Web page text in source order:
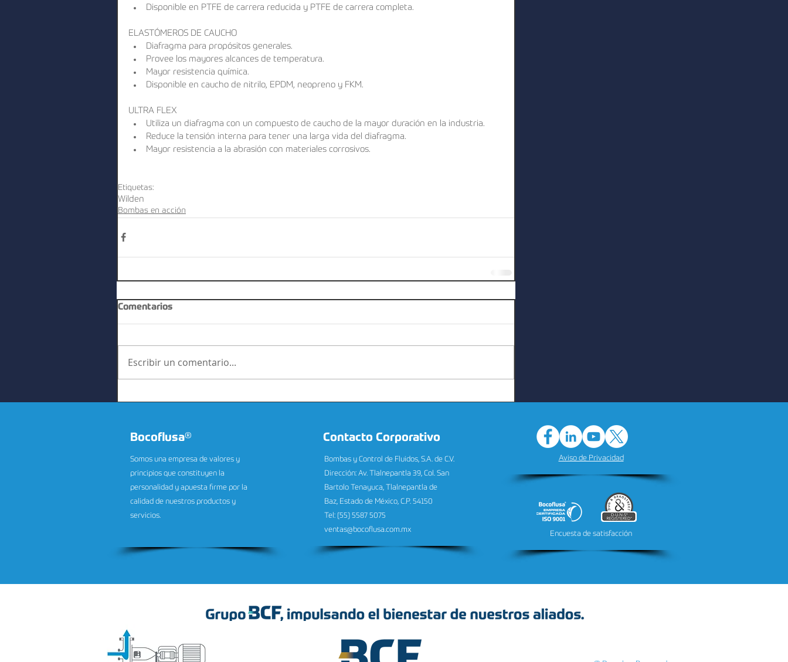
Disponible en PTFE de carrera reducida y PTFE de carrera completa.
ELASTÓMEROS DE CAUCHO
Diafragma para propósitos generales.
Provee los mayores alcances de temperatura.
Mayor resistencia química.
Disponible en caucho de nitrilo, EPDM, neopreno y FKM.
ULTRA FLEX
Utiliza un diafragma con un compuesto de caucho de la mayor duración en la industria.
Reduce la tensión interna para tener una larga vida del diafragma.
Mayor resistencia a la abrasión con materiales corrosivos.
Etiquetas:
Wilden
Bombas en acción
Comentarios
Escribir un comentario...
Bocoflusa®
Somos una empresa de valores y
principios que constituyen la
personalidad y apuesta firme por la
calidad de nuestros productos y
servicios.
Contacto Corporativo
Bombas y Control de Fluidos, S.A. de C.V.
Dirección: Av. Tlalnepantla 39, Col. San
Bartolo Tenayuca, Tlalnepantla de
Baz, Estado de México, C.P. 54150
Tel: (55) 5587 5075
ventas@bocoflusa.com.mx
Aviso de Privacidad
Encuesta de satisfacción